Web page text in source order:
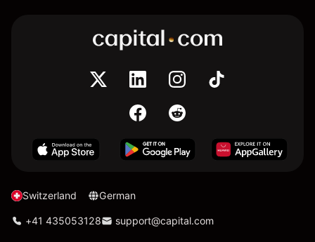
Switzerland German
+41 435053128 support@capital.com